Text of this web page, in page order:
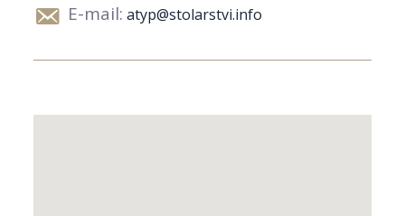
E-mail: atyp@stolarstvi.info